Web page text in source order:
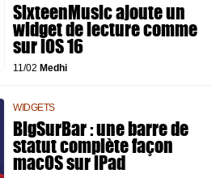
SixteenMusic ajoute un
widget de lecture comme
sur iOS 16
11/02 Medhi
WIDGETS
BigSurBar : une barre de
statut complète façon
macOS sur iPad